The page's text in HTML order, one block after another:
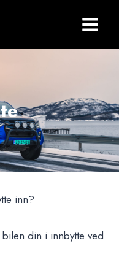
inn?
din i innbytte ved